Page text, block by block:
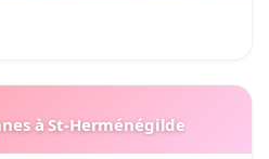
à St-Herménégilde